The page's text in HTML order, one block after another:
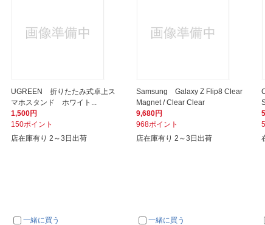
UGREEN 折りたたみ式卓上ス
マホスタンド ホワイト...
1,500円
150ポイント
店在庫有り 2～3日出荷
一緒に買う
Samsung Galaxy Z Flip8 Clear
Magnet / Clear Clear
9,680円
968ポイント
店在庫有り 2～3日出荷
一緒に買う